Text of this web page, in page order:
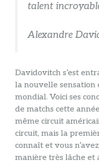
talent
Alexandre
Davidovitch s’est
la nouvelle sensation
mondial. Voici ses
de matchs cette
même circuit
circuit, mais la
connaît et vous
manière très lâche et